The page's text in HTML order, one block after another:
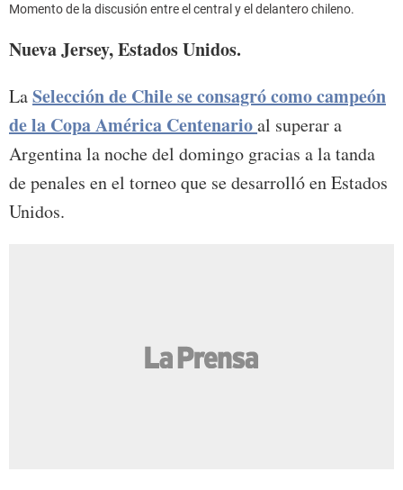
Momento de la discusión entre el central y el delantero chileno.
Nueva Jersey, Estados Unidos.
LaSelección de Chile se consagró como campeón
de la Copa América Centenarioal superar a
Argentina la noche del domingo gracias a la tanda
de penales en el torneo que se desarrolló en Estados
Unidos.